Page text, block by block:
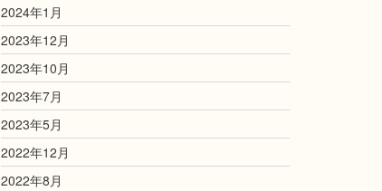
2024年1月
2023年12月
2023年10月
2023年7月
2023年5月
2022年12月
2022年8月